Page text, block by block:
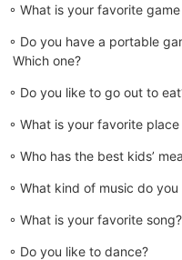
◦ What is your favorite
◦ Do you have a portable
Which one?
◦ Do you like to go out to
◦ What is your favorite
◦ Who has the best kids’
◦ What kind of music do
◦ What is your favorite song?
◦ Do you like to dance?